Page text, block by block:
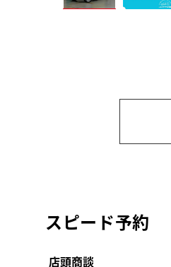
スピード予約
店頭商談